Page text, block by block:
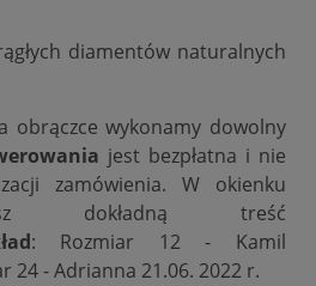
diamentów naturalnych
obrączce wykonamy dowolny
jest bezpłatna i nie
zamówienia. W okienku
dokładną treść
: Rozmiar 12 - Kamil
24 - Adrianna 21.06. 2022 r.